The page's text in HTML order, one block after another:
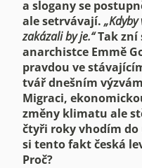
a slogany se
ale setrvávají.
zakázali by je.“Tak zní
anarchistce Emmě
pravdou ve
tvář dnešním
Migraci,
změny klimatu ale
čtyři roky vhodím
si tento fakt česká
Proč?